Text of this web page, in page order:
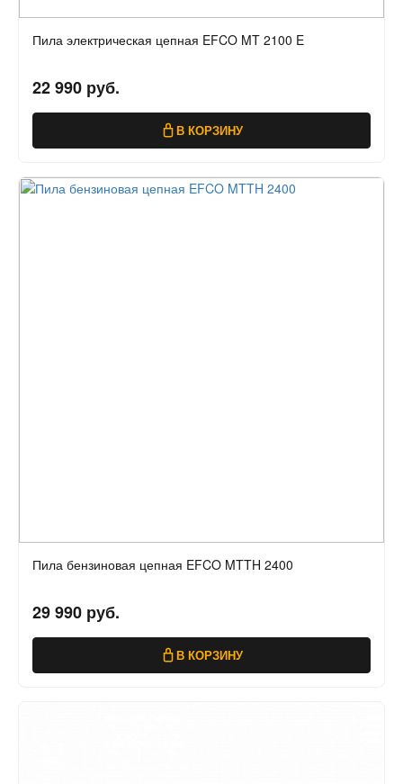
Пила электрическая цепная EFCO MT 2100 E
22 990 руб.
В КОРЗИНУ
Пила бензиновая цепная EFCO MTTH 2400
29 990 руб.
В КОРЗИНУ